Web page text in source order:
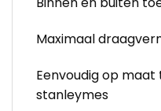
Maximaal
Eenvoudig op
stanleymes